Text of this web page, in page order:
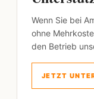
Wenn Sie bei
ohne
den Betrieb
JETZT